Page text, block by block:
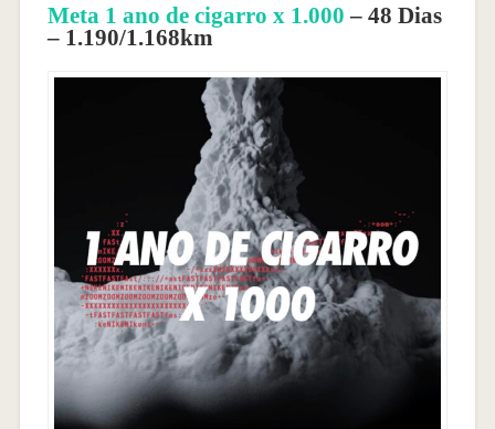
Meta 1 ano de cigarro x 1.000 – 48 Dias
– 1.190/1.168km